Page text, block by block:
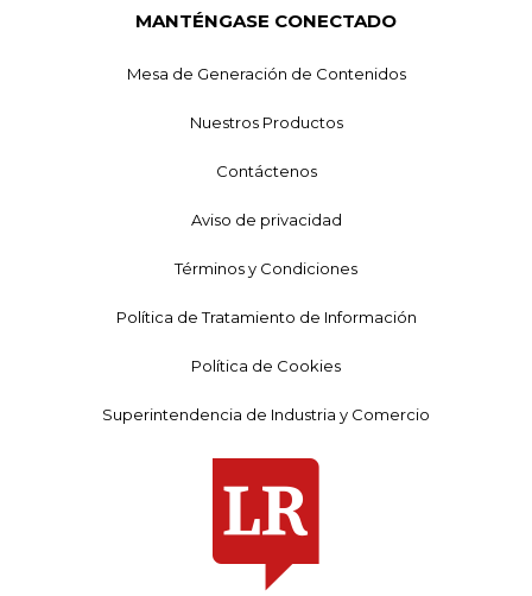
MANTÉNGASE CONECTADO
Mesa de Generación de Contenidos
Nuestros Productos
Contáctenos
Aviso de privacidad
Términos y Condiciones
Política de Tratamiento de Información
Política de Cookies
Superintendencia de Industria y Comercio